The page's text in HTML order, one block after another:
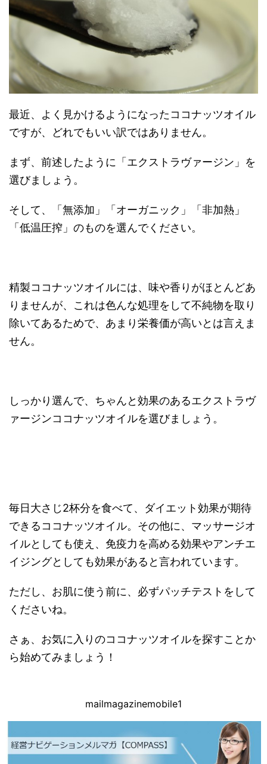
最近、よく見かけるようになったココナッツオイル
ですが、どれでもいい訳ではありません。
まず、前述したように「エクストラヴァージン」を
選びましょう。
そして、「無添加」「オーガニック」「非加熱」
「低温圧搾」のものを選んでください。
精製ココナッツオイルには、味や香りがほとんどあ
りませんが、これは色んな処理をして不純物を取り
除いてあるためで、あまり栄養価が高いとは言えま
せん。
しっかり選んで、ちゃんと効果のあるエクストラヴ
ァージンココナッツオイルを選びましょう。
毎日大さじ2杯分を食べて、ダイエット効果が期待
できるココナッツオイル。その他に、マッサージオ
イルとしても使え、免疫力を高める効果やアンチエ
イジングとしても効果があると言われています。
ただし、お肌に使う前に、必ずパッチテストをして
くださいね。
さぁ、お気に入りのココナッツオイルを探すことか
ら始めてみましょう！
mailmagazinemobile1